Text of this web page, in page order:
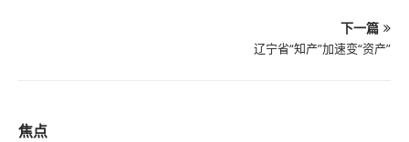
下一篇
辽宁省“知产”加速变“资产”
焦点